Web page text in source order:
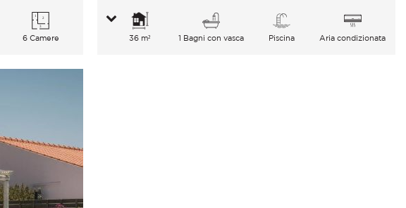
6 Camere 36 m² 1 Bagni con vasca Piscina Aria condizionata